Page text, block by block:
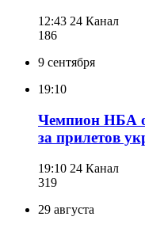
12:43 24 Канал
186
9 сентября
19:10
Чемпион НБА
за прилетов
19:10 24 Канал
319
29 августа